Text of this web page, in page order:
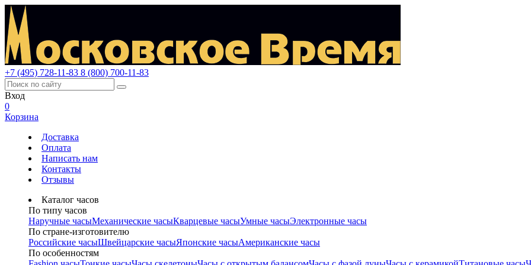
+7 (495) 728-11-83 8 (800) 700-11-83
Вход
0
Корзина
Доставка
Оплата
Написать нам
Контакты
Отзывы
Каталог часов
По типу часов
Наручные часыМеханические часыКварцевые часыУмные часыЭлектронные часы
По стране-изготовителю
Российские часыШвейцарские часыЯпонские часыАмериканские часы
По особенностям